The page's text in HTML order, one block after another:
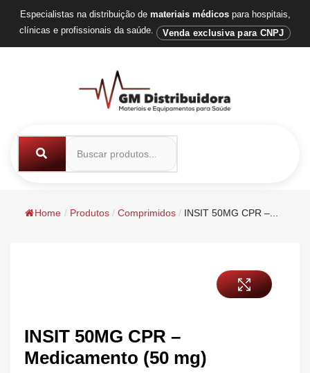
Especialistas na distribuição de materiais médicospara hospitais,
clínicas e profissionais da saúde.
Venda exclusiva para CNPJ
Home / Produtos / Comprimidos / INSIT 50MG CPR –...
INSIT 50MG CPR –
Medicamento (50 mg)